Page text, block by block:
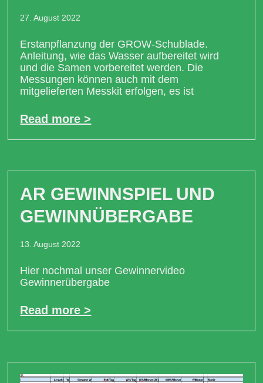
27. August 2022
Erstanpflanzung der GROW-Schublade.
Anleitung, wie das Wasser aufbereitet wird
und die Samen vorbereitet werden. Die
Messungen können auch mit dem
mitgelieferten Messkit erfolgen, es ist
Read more >
AR GEWINNSPIEL UND
GEWINNÜBERGABE
13. August 2022
Hier nochmal unser Gewinnervideo
Gewinnerübergabe
Read more >